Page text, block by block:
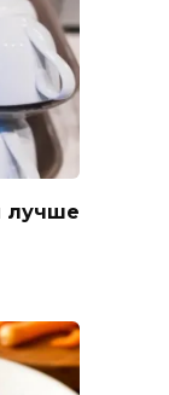
лучше